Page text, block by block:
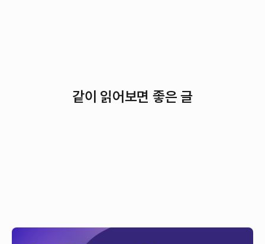
같이 읽어보면 좋은 글
믹스패널(Mixpanel)과 광고 매체 연동으로 리타겟팅